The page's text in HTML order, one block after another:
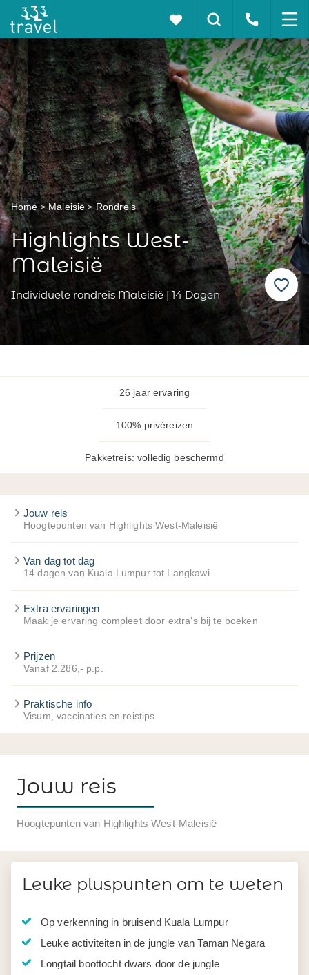
Home Maleisië Rondreis
Highlights West-
Maleisië
Individuele rondreis Maleisië | 14 Dagen
26 jaar ervaring
100% privéreizen
Pakketreis: volledig beschermd
Jouw reis
Hoogtepunten van Highlights West-Maleisië
Van dag tot dag
14 dagen van Kuala Lumpur tot Langkawi
Extra ervaringen
Maak je ervaring compleet door extra's bij te boeken
Prijzen
Vanaf 2.286,- p.p.
Praktische info
Visum, vaccinaties en reistips
Jouw reis
Hoogtepunten van Highlights West-Maleisië
Leuke pluspunten om te weten
Op verkenning in bruisend Kuala Lumpur
Leuke activiteiten in de jungle van Taman Negara
Longtail boottocht dwars door de jungle